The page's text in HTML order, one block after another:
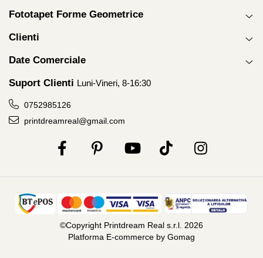
Fototapet Forme Geometrice
Clienti
Date Comerciale
Suport Clienti Luni-Vineri, 8-16:30
0752985126
printdreamreal@gmail.com
©Copyright Printdream Real s.r.l. 2026
Platforma E-commerce by Gomag